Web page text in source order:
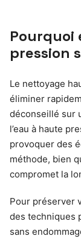
Pourquoi
pression
Le nettoyage
éliminer
déconseillé sur
l’eau à haute
provoquer des
méthode, bien
compromet la
Pour préserver
des techniques
sans